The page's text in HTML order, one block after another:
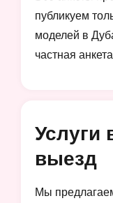
публикуем
моделей в
частная
Услуги
выезд
Мы